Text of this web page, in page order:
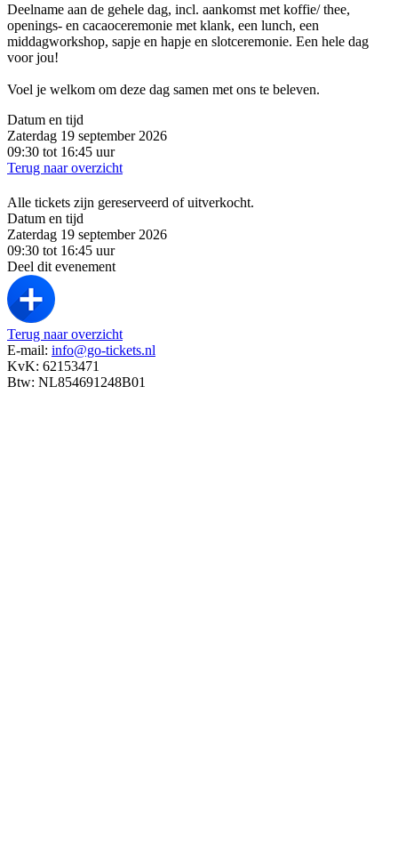
Deelname aan de gehele dag, incl. aankomst met koffie/ thee,
openings- en cacaoceremonie met klank, een lunch, een
middagworkshop, sapje en hapje en slotceremonie. Een hele dag
voor jou!
Voel je welkom om deze dag samen met ons te beleven.
Datum en tijd
Zaterdag 19 september 2026
09:30 tot 16:45 uur
Terug naar overzicht
Alle tickets zijn gereserveerd of uitverkocht.
Datum en tijd
Zaterdag 19 september 2026
09:30 tot 16:45 uur
Deel dit evenement
Terug naar overzicht
E-mail: info@go-tickets.nl
KvK: 62153471
Btw: NL854691248B01